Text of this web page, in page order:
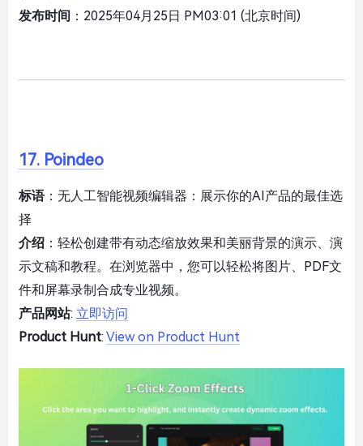
发布时间 ：2025年04月25日 PM03:01 (北京时间)
17. Poindeo
标语：无人工智能视频编辑器：展示你的AI产品的最佳选
择
介绍 ：轻松创建带有动态缩放效果和美丽背景的演示、演
示文稿和教程。在浏览器中，您可以轻松将图片、PDF文
件和屏幕录制合成专业视频。
产品网站: 立即访问
Product Hunt: View on Product Hunt